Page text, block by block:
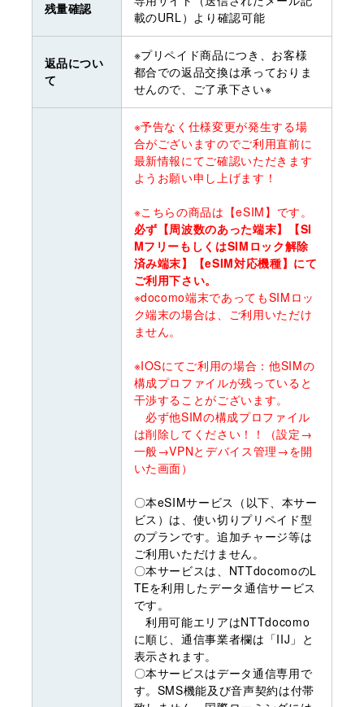
残量確認
載のURL）より確認可能
返品につい
て
※プリペイド商品につき、お客様
都合での返品交換は承っておりま
せんので、ご了承下さい※
※予告なく仕様変更が発生する場
合がございますのでご利用直前に
最新情報にてご確認いただきます
ようお願い申し上げます！
※こちらの商品は【eSIM】です。
必ず【周波数のあった端末】【SI
MフリーもしくはSIMロック解除
済み端末】【eSIM対応機種】にて
ご利用下さい。
※docomo端末であってもSIMロッ
ク端末の場合は、ご利用いただけ
ません。
※IOSにてご利用の場合：他SIMの
構成プロファイルが残っていると
干渉することがございます。
必ず他SIMの構成プロファイル
は削除してください！！（設定→
一般→VPNとデバイス管理→を開
いた画面）
〇本eSIMサービス（以下、本サー
ビス）は、使い切りプリペイド型
のプランです。追加チャージ等は
ご利用いただけません。
〇本サービスは、NTTdocomoのL
TEを利用したデータ通信サービス
です。
利用可能エリアはNTTdocomo
に順じ、通信事業者欄は「IIJ」と
表示されます。
〇本サービスはデータ通信専用で
す。SMS機能及び音声契約は付帯